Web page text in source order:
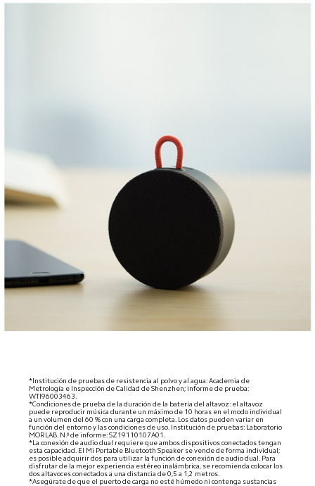
*Institución de pruebas de resistencia al polvo y al agua: Academia de
Metrología e Inspección de Calidad de Shenzhen; informe de prueba:
WTI96003463.
*Condiciones de prueba de la duración de la batería del altavoz: el altavoz
puede reproducir música durante un máximo de 10 horas en el modo individual
a un volumen del 60 % con una carga completa. Los datos pueden variar en
función del entorno y las condiciones de uso. Institución de pruebas: Laboratorio
MORLAB. N.º de informe: SZ19110107A01.
*La conexión de audio dual requiere que ambos dispositivos conectados tengan
esta capacidad. El Mi Portable Bluetooth Speaker se vende de forma individual;
es posible adquirir dos para utilizar la función de conexión de audio dual. Para
disfrutar de la mejor experiencia estéreo inalámbrica, se recomienda colocar los
dos altavoces conectados a una distancia de 0,5 a 1,2 metros.
*Asegúrate de que el puerto de carga no esté húmedo ni contenga sustancias